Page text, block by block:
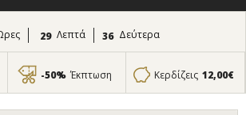
29 Λεπτά 34 Δεύτερα
-50% Έκπτωση Κερδίζεις 12,00€